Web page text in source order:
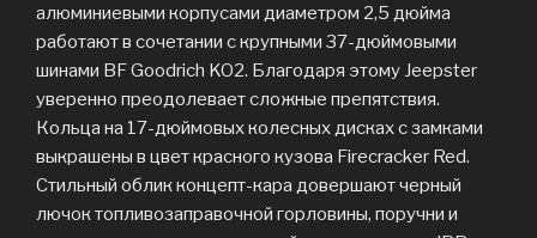
алюминиевыми корпусами диаметром 2,5 дюйма
работают в сочетании с крупными 37-дюймовыми
шинами BF Goodrich KO2. Благодаря этому Jeepster
уверенно преодолевает сложные препятствия.
Кольца на 17-дюймовых колесных дисках с замками
выкрашены в цвет красного кузова Firecracker Red.
Стильный облик концепт-кара довершают черный
лючок топливозаправочной горловины, поручни и